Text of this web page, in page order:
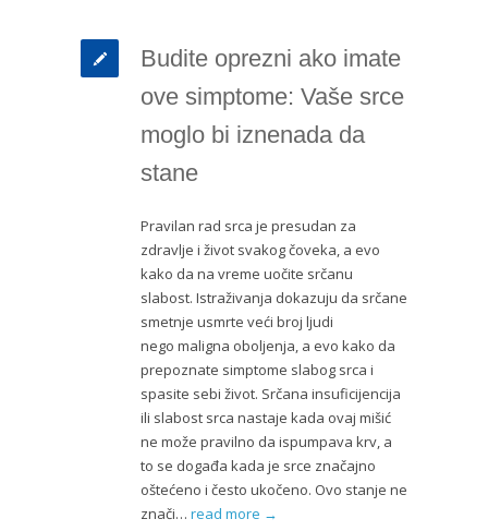
Budite oprezni ako imate
ove simptome: Vaše srce
moglo bi iznenada da
stane
Pravilan rad srca je presudan za
zdravlje i život svakog čoveka, a evo
kako da na vreme uočite srčanu
slabost. Istraživanja dokazuju da srčane
smetnje usmrte veći broj ljudi
nego maligna oboljenja, a evo kako da
prepoznate simptome slabog srca i
spasite sebi život. Srčana insuficijencija
ili slabost srca nastaje kada ovaj mišić
ne može pravilno da ispumpava krv, a
to se događa kada je srce značajno
oštećeno i često ukočeno. Ovo stanje ne
znači… read more →